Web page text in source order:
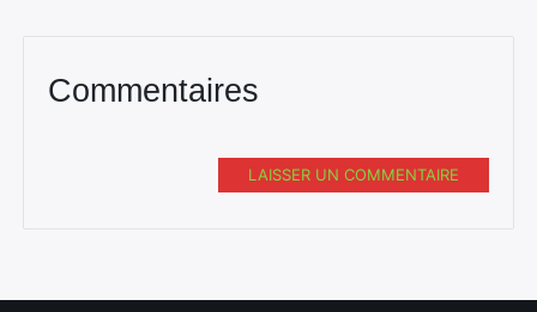
Commentaires
LAISSER UN COMMENTAIRE